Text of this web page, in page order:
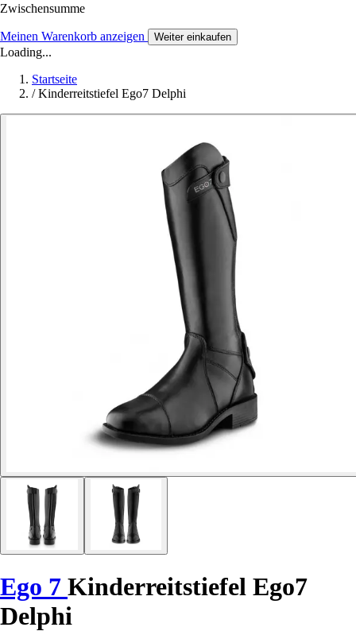
Zwischensumme
Meinen Warenkorb anzeigen Weiter einkaufen
Loading...
Startseite
/ Kinderreitstiefel Ego7 Delphi
Ego 7 Kinderreitstiefel Ego7
Delphi